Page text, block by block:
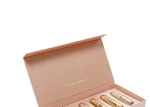
ювелирных изделий